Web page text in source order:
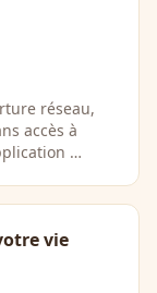
réseau,
accès à
…
vie